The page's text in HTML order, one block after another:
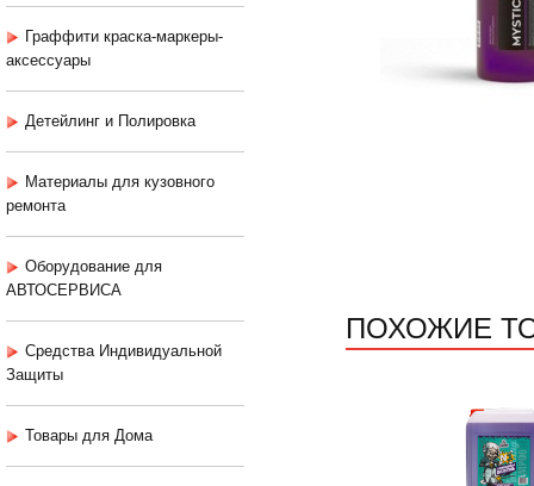
Граффити краска-маркеры-
аксессуары
Детейлинг и Полировка
Материалы для кузовного
ремонта
Оборудование для
АВТОСЕРВИСА
Средства Индивидуальной
Защиты
Товары для Дома
ПОХОЖИЕ